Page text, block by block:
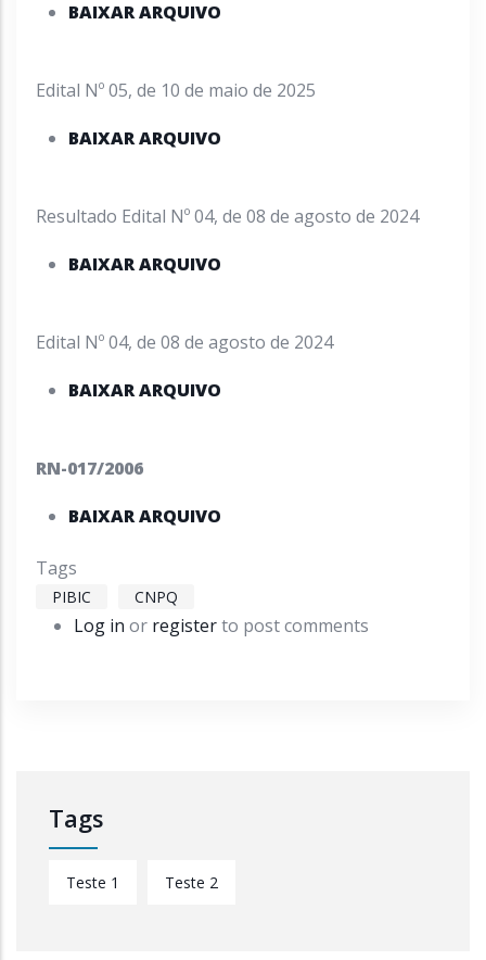
BAIXAR ARQUIVO
Edital Nº 05, de 10 de maio de 2025
BAIXAR ARQUIVO
Resultado Edital Nº 04, de 08 de agosto de 2024
BAIXAR ARQUIVO
Edital Nº 04, de 08 de agosto de 2024
BAIXAR ARQUIVO
RN-017/2006
BAIXAR ARQUIVO
Tags
PIBIC CNPQ
Log in or registerto post comments
Tags
Teste 1 Teste 2